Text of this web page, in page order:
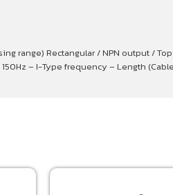
range) Rectangular / NPN output /
– I-Type frequency – Length